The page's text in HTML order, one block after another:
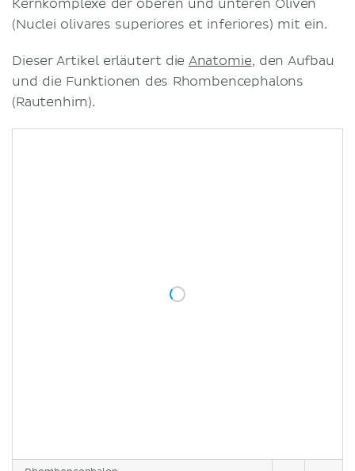
Kernkomplexe der oberen und unteren Oliven
(Nuclei olivares superiores et inferiores) mit ein.
Dieser Artikel erläutert die Anatomie, den Aufbau
und die Funktionen des Rhombencephalons
(Rautenhirn).